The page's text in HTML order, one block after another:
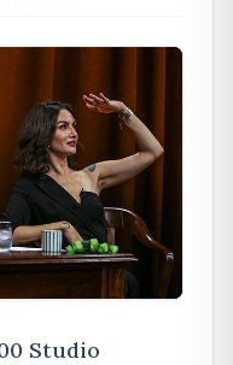
Studio